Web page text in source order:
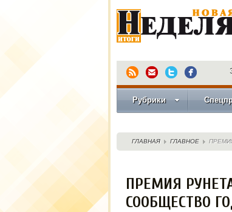
Рубрики
ГЛАВНАЯ ГЛАВНОЕ
ПРЕМИЯ РУНЕТА
СООБЩЕСТВО